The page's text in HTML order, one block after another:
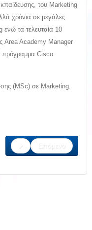
του Marketing
χρόνια σε μεγάλες
ενώ τα τελευταία 10
Area Academy Manager
πρόγραμμα Cisco
(MSc) σε Marketing.
Επόμενο